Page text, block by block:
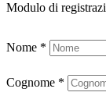
Modulo di
Nome *
Cognome *